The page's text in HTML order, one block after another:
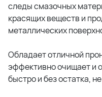
следы смазочных
красящих веществ и
металлических
Обладает отличной
эффективно очищает и
быстро и без остатка,